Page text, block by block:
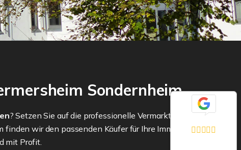
Sondernheim
? Setzen Sie auf die professionelle Vermarktung von
finden wir den passenden Käufer für Ihre Immobilie.
mit Profit.
Exzellent